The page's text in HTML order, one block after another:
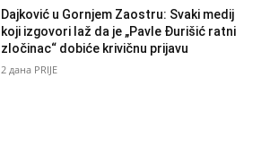
Dajković u Gornjem Zaostru: Svaki medij
koji izgovori laž da je „Pavle Đurišić ratni
zločinac“ dobiće krivičnu prijavu
2 дана PRIJE